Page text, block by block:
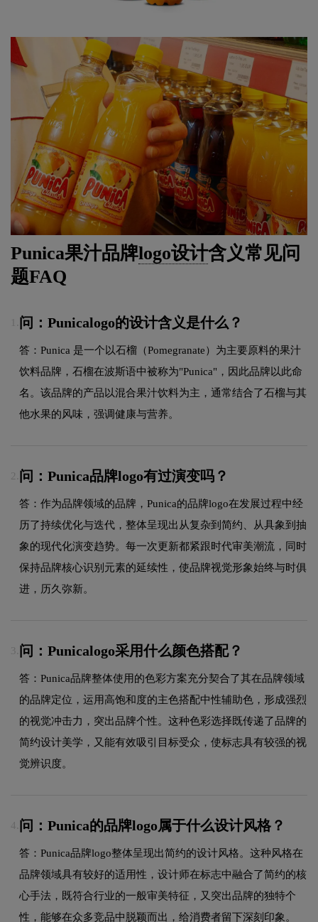
Punica果汁品牌logo设计含义常见问
题FAQ
问：Punicalogo的设计含义是什么？
答：Punica 是一个以石榴（Pomegranate）为主要原料的果汁
饮料品牌，石榴在波斯语中被称为"Punica"，因此品牌以此命
名。该品牌的产品以混合果汁饮料为主，通常结合了石榴与其
他水果的风味，强调健康与营养。
2. 问：Punica品牌logo有过演变吗？
答：作为品牌领域的品牌，Punica的品牌logo在发展过程中经
历了持续优化与迭代，整体呈现出从复杂到简约、从具象到抽
象的现代化演变趋势。每一次更新都紧跟时代审美潮流，同时
保持品牌核心识别元素的延续性，使品牌视觉形象始终与时俱
进，历久弥新。
3. 问：Punicalogo采用什么颜色搭配？
答：Punica品牌整体使用的色彩方案充分契合了其在品牌领域
的品牌定位，运用高饱和度的主色搭配中性辅助色，形成强烈
的视觉冲击力，突出品牌个性。这种色彩选择既传递了品牌的
简约设计美学，又能有效吸引目标受众，使标志具有较强的视
觉辨识度。
4. 问：Punica的品牌logo属于什么设计风格？
答：Punica品牌logo整体呈现出简约的设计风格。这种风格在
品牌领域具有较好的适用性，设计师在标志中融合了简约的核
心手法，既符合行业的一般审美特征，又突出品牌的独特个
性，能够在众多竞品中脱颖而出，给消费者留下深刻印象。